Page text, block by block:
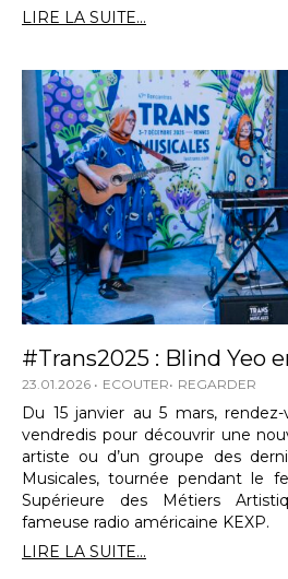
LIRE LA SUITE...
#Trans2025 : Blind Yeo
23.01.2026 ECOUTER REGARDER
Du 15 janvier au 5 mars,
vendredis pour découvrir une
artiste ou d’un groupe des
Musicales, tournée pendant le
Supérieure des Métiers
fameuse radio américaine KEXP.
LIRE LA SUITE...